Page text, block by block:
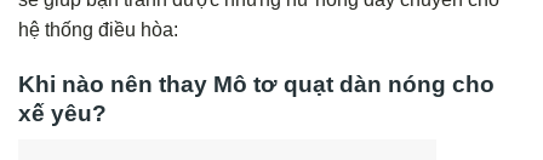
hệ thống điều hòa:
Khi nào nên thay Mô tơ quạt dàn nóng cho
xế yêu?